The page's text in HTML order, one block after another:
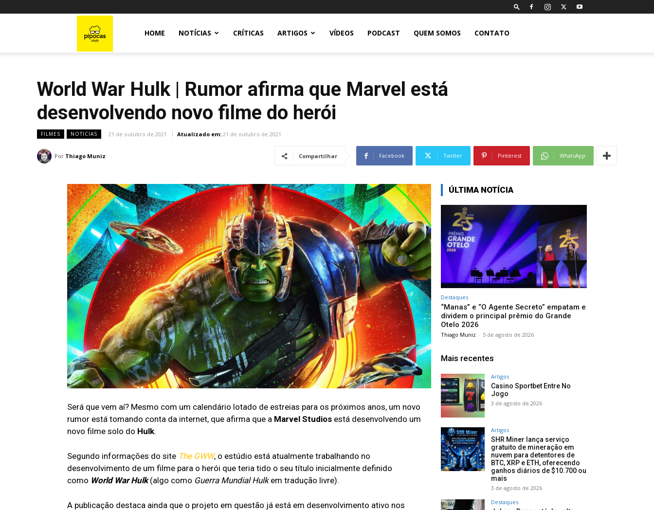
HOME NOTÍCIAS CRÍTICAS ARTIGOS VÍDEOS PODCAST QUEM SOMOS CONTATO
World War Hulk | Rumor afirma que Marvel está
desenvolvendo novo filme do herói
FILMES NOTICIAS 21 de outubro de 2021 Atualizado em: 21 de outubro de 2021
Por Thiago Muniz Compartilhar Facebook Twitter Pinterest WhatsApp
Será que vem aí? Mesmo com um calendário lotado de estreias para os próximos anos, um novo
rumor está tomando conta da internet, que afirma que a Marvel Studios está desenvolvendo um
novo filme solo do Hulk.
Segundo informações do site The GWW, o estúdio está atualmente trabalhando no
desenvolvimento de um filme para o herói que teria tido o seu título inicialmente definido
como World War Hulk(algo como Guerra Mundial Hulkem tradução livre).
A publicação destaca ainda que o projeto em questão já está em desenvolvimento ativo nos
ÚLTIMA NOTÍCIA
Destaques
“Manas” e “O Agente Secreto” empatam e
dividem o principal prêmio do Grande
Otelo 2026
Thiago Muniz - 5 de agosto de 2026
Mais recentes
Artigos
Casino Sportbet Entre No
Jogo
3 de agosto de 2026
Artigos
SHR Miner lança serviço
gratuito de mineração em
nuvem para detentores de
BTC, XRP e ETH, oferecendo
ganhos diários de $10.700 ou
mais
3 de agosto de 2026
Destaques